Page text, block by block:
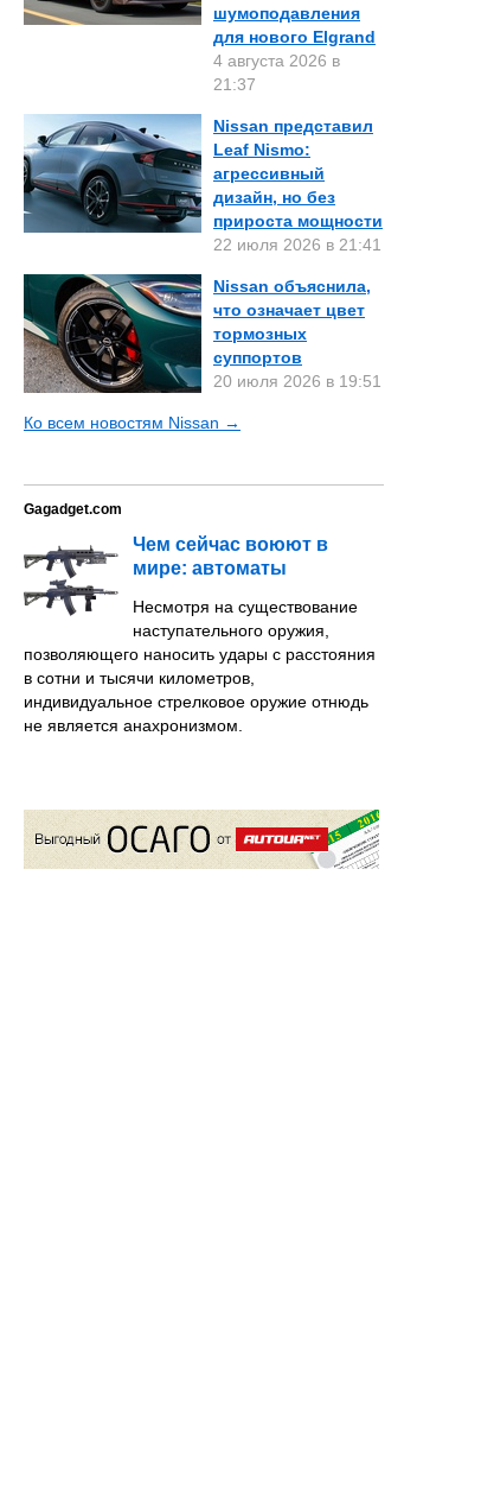
шумоподавления
для нового Elgrand
4 августа 2026 в
21:37
Nissan представил
Leaf Nismo:
агрессивный
дизайн, но без
прироста мощности
22 июля 2026 в 21:41
Nissan объяснила,
что означает цвет
тормозных
суппортов
20 июля 2026 в 19:51
Ко всем новостям Nissan →
Gagadget.com
Чем сейчас воюют в
мире: автоматы
Несмотря на существование
наступательного оружия,
позволяющего наносить удары с расстояния
в сотни и тысячи километров,
индивидуальное стрелковое оружие отнюдь
не является анахронизмом.